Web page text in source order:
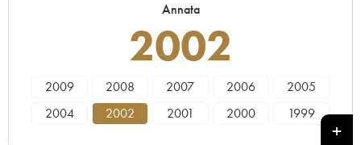
Annata
2002
2009 2008 2007 2006
2005
2004
2002 2001 2000
1999